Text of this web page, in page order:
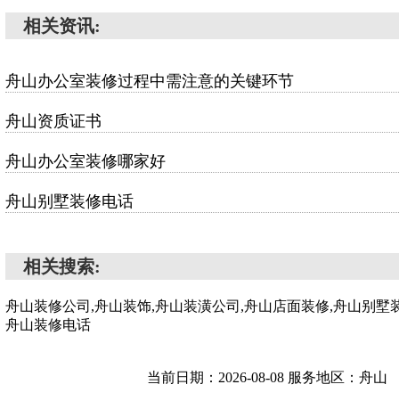
相关资讯:
舟山办公室装修过程中需注意的关键环节
舟山资质证书
舟山办公室装修哪家好
舟山别墅装修电话
相关搜索:
舟山装修公司,舟山装饰,舟山装潢公司,舟山店面装修,舟山别墅
舟山装修电话
当前日期：2026-08-08 服务地区：舟山